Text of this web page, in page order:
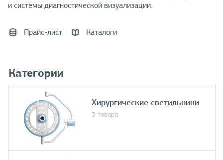
и системы диагностической визуализации.
Прайс-лист Каталоги
Категории
Хирургические светильники
3 товара